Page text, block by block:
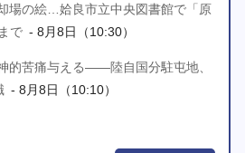
場の絵…姶良市立中央図書館で「原
で - 8月8日（10:30）
的苦痛与える――陸自国分駐屯地、
- 8月8日（10:10）